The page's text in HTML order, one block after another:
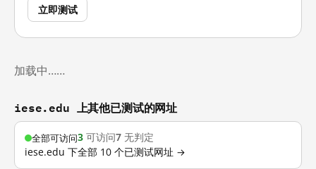
立即测试
加载中……
iese.edu 上其他已测试的网址
全部可访问3 可访问7 无判定
iese.edu 下全部 10 个已测试网址 →